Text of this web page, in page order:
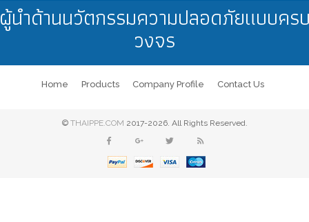
นำด้านนวัตกรรมความปลอดภัยแบบคร
วงจร
Home Products Company Profile Contact Us
© THAIPPE.COM 2017-2026. All Rights Reserved.